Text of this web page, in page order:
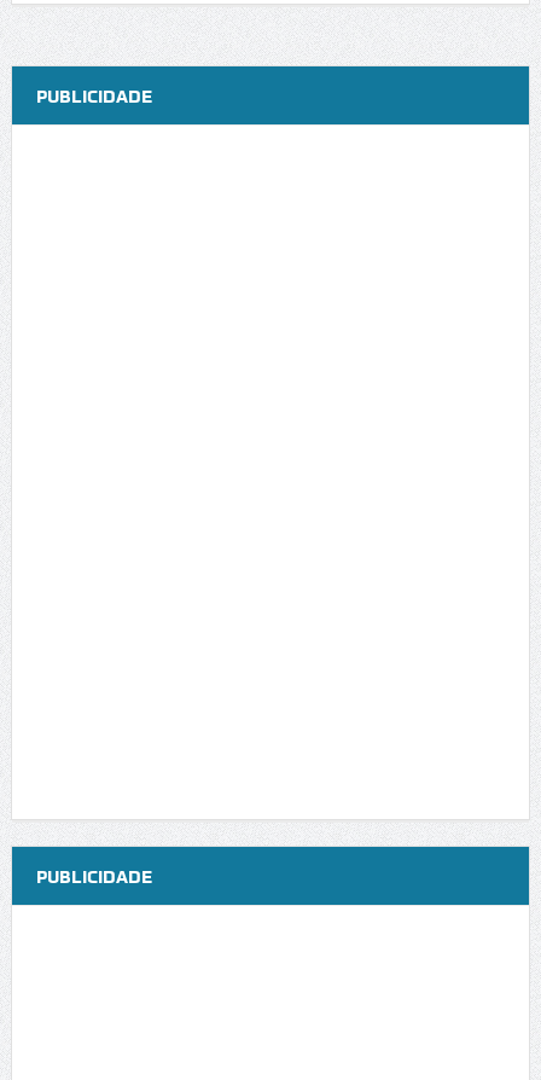
PUBLICIDADE
PUBLICIDADE